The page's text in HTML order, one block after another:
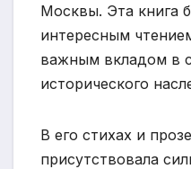
Москвы. Эта книга
интересным
важным вкладом в
исторического
В его стихах и
присутствовала